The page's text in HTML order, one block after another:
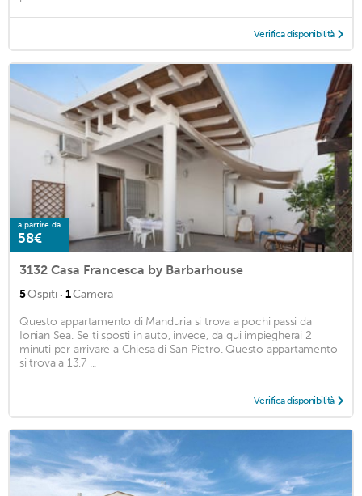
Verifica disponibilità
a partire da
58€
3132 Casa Francesca by Barbarhouse
5Ospiti · 1Camera
Questo appartamento di Manduria si trova a pochi passi da
Ionian Sea. Se ti sposti in auto, invece, da qui impiegherai 2
minuti per arrivare a Chiesa di San Pietro. Questo appartamento
si trova a 13,7 ...
Verifica disponibilità